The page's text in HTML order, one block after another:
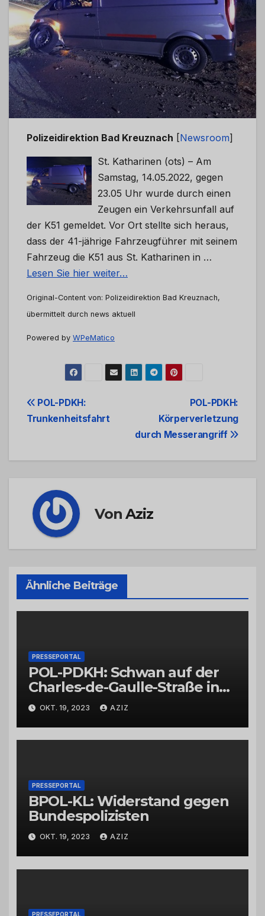
Polizeidirektion Bad Kreuznach [Newsroom]
St. Katharinen (ots) – Am
Samstag, 14.05.2022, gegen
23.05 Uhr wurde durch einen
Zeugen ein Verkehrsunfall auf
der K51 gemeldet. Vor Ort stellte sich heraus,
dass der 41-jährige Fahrzeugführer mit seinem
Fahrzeug die K51 aus St. Katharinen in …
Lesen Sie hier weiter…
Original-Content von: Polizeidirektion Bad Kreuznach,
übermittelt durch news aktuell
Powered by WPeMatico
Beitrags-
POL-PDKH:
Körperverletzung
durch Messerangriff
POL-PDKH:
Trunkenheitsfahrt
VonAziz
Ähnliche Beiträge
PRESSEPORTAL
POL-PDKH: Schwan auf der
Charles-de-Gaulle-Straße in
Bad Kreuznach beeinflusst
Feierabendverkehr
OKT. 19, 2023 AZIZ
PRESSEPORTAL
BPOL-KL: Widerstand gegen
Bundespolizisten
OKT. 19, 2023 AZIZ
PRESSEPORTAL